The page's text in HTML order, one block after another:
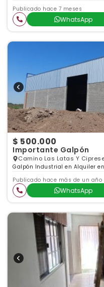
Publicado hace 7 meses
WhatsApp
$ 500.000
Importante Galpón
Camino Las Latas Y
Galpón Industrial en Alquiler
Publicado hace más de un año
WhatsApp